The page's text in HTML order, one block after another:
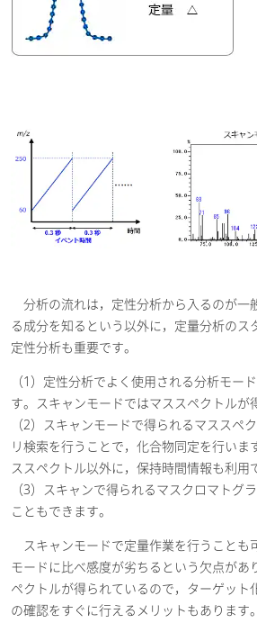
分析の流れは，定性分析から入るのが一
る成分を知るという以外に，定量分析のス
定性分析も重要です。
（1）定性分析でよく使用される分析モー
す。スキャンモードではマススペクトルが
（2）スキャンモードで得られるマススペ
リ検索を行うことで，化合物同定を行いま
ススペクトル以外に，保持時間情報も利用
（3）スキャンで得られるマスクロマトグ
こともできます。
スキャンモードで定量作業を行うことも
モードに比べ感度が劣ちるという欠点があ
ペクトルが得られているので，ターゲット
の確認をすぐに行えるメリットもあります。